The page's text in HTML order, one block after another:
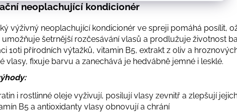
neoplachující kondicionér
výživný neoplachující kondicionér ve spreji pomáhá posílit,
šetrnější rozčesávání vlasů a prodlužuje životnost
10ti přírodních výtažků, vitamin B5, extrakt z oliv a
vlasy, fixuje barvu a zanechává je hedvábně jemné i lesklé.
i rostlinné oleje vyživují, posilují vlasy zevnitř a zlepšují
B5 a antioxidanty vlasy obnovují a chrání